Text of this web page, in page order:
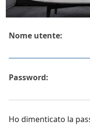
Nome utente:
Password:
Ho dimenticato la